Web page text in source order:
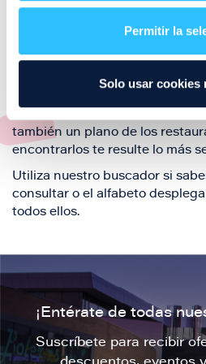
Permitir la
Solo usar cookies
también de nuestra oferta de
tu visita.
El este directorio de
también un plano de los
encontrarlos te resulte lo más
Utiliza nuestro buscador si
consultar o el alfabeto
todos ellos.
¡Entérate de todas
Suscríbete para recibir